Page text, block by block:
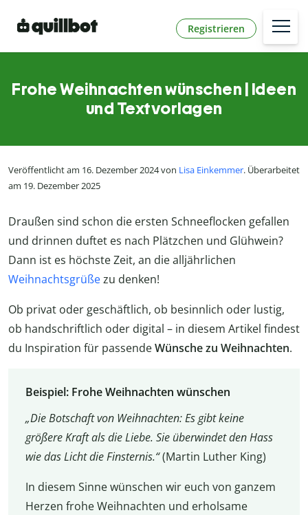
Registrieren
Frohe Weihnachten wünschen | Ideen
und Textvorlagen
Veröffentlicht am 16. Dezember 2024 von Lisa Einkemmer. Überarbeitet
am 19. Dezember 2025
Draußen sind schon die ersten Schneeflocken gefallen
und drinnen duftet es nach Plätzchen und Glühwein?
Dann ist es höchste Zeit, an die alljährlichen
Weihnachtsgrüßezu denken!
Ob privat oder geschäftlich, ob besinnlich oder lustig,
ob handschriftlich oder digital – in diesem Artikel findest
du Inspiration für passendeWünsche zu Weihnachten.
Beispiel: Frohe Weihnachten wünschen
„Die Botschaft von Weihnachten: Es gibt keine
größere Kraft als die Liebe. Sie überwindet den Hass
wie das Licht die Finsternis.“(Martin Luther King)
In diesem Sinne wünschen wir euch von ganzem
Herzen frohe Weihnachten und erholsame